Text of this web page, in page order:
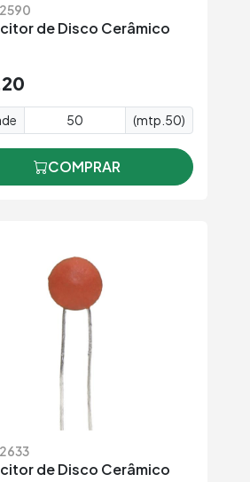
de Disco Cerâmico
(mtp.50)
COMPRAR
de Disco Cerâmico